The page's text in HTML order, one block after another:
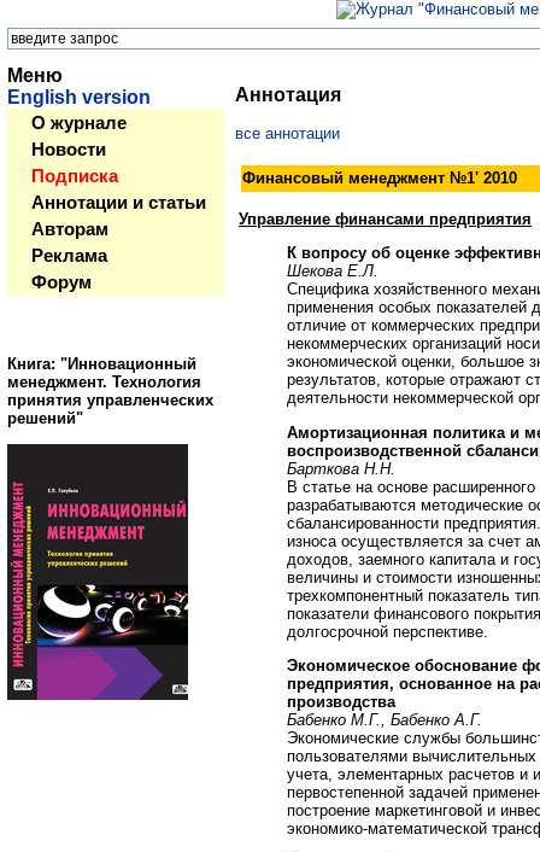
Меню
English version
О журнале
Новости
Подписка
Аннотации и статьи
Авторам
Реклама
Форум
Книга: "Инновационный
менеджмент. Технология
принятия управленческих
решений"
Аннотация
все аннотации
Финансовый менеджмент №1' 2010
Управление финансами предприятия
К вопросу об оценке
Шекова Е.Л.
Специфика хозяйственного
применения особых показателей
отличие от коммерческих
некоммерческих организаций
экономической оценки, большое
результатов, которые отражают
деятельности некоммерческой
Амортизационная политика и
воспроизводственной
Барткова Н.Н.
В статье на основе
разрабатываются методические
сбалансированности
износа осуществляется за счет
доходов, заемного капитала и
величины и стоимости
трехкомпонентный показатель
показатели финансового
долгосрочной перспективе.
Экономическое обоснование
предприятия, основанное на
производства
Бабенко М.Г., Бабенко А.Г.
Экономические службы
пользователями вычислительных
учета, элементарных расчетов и
первостепенной задачей
построение маркетинговой и
экономико-математической